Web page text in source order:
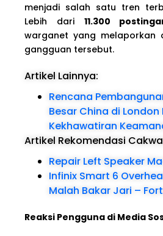
menjadi salah satu tren
Lebih dari 11.300
warganet yang melaporkan
gangguan tersebut.
Artikel Lainnya:
Rencana
Besar China di London
Kekhawatiran
Artikel Rekomendasi
Repair Left Speaker
Infinix Smart 6
Malah Bakar Jari –
Reaksi Pengguna di Media